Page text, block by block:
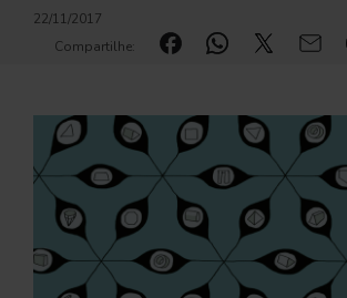
22/11/2017
Compartilhe: